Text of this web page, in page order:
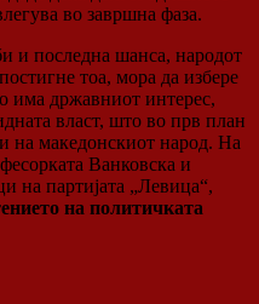
во завршна фаза.
и последна шанса, народот
тоа, мора да избере
има државниот интерес,
власт, што во прв план
на македонскиот народ. На
Ванковска и
на партијата „Левица“,
на политичката